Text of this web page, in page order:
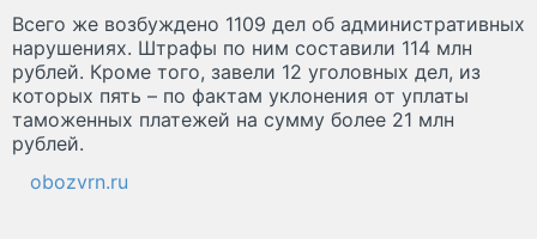
Всего же возбуждено 1109 дел об административных
нарушениях. Штрафы по ним составили 114 млн
рублей. Кроме того, завели 12 уголовных дел, из
которых пять – по фактам уклонения от уплаты
таможенных платежей на сумму более 21 млн
рублей.
obozvrn.ru